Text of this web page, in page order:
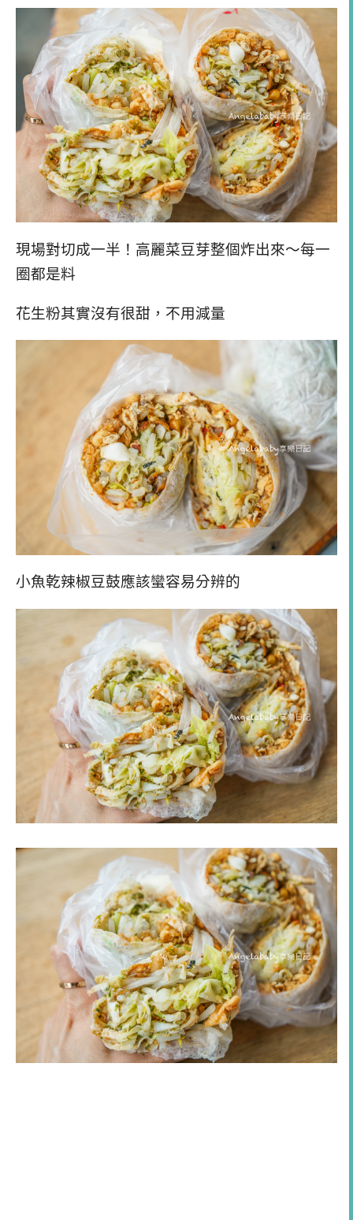
現場對切成一半！高麗菜豆芽整個炸出來～每一
圈都是料
花生粉其實沒有很甜，不用減量
小魚乾辣椒豆鼓應該蠻容易分辨的